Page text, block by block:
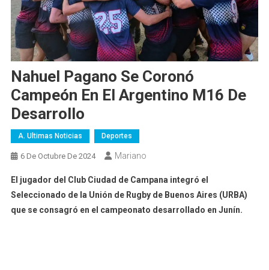
Nahuel Pagano Se Coronó
Campeón En El Argentino M16 De
Desarrollo
A. Ultimas Noticias Deportes
6 De Octubre De 2024 Mariano
El jugador del Club Ciudad de Campana integró el
Seleccionado de la Unión de Rugby de Buenos Aires (URBA)
que se consagró en el campeonato desarrollado en Junín.